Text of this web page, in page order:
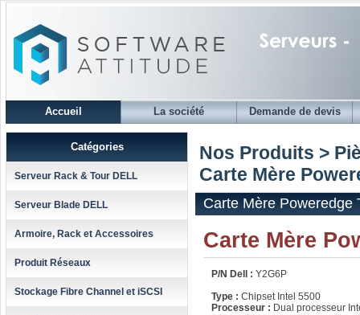
Accueil La société Demande de devis
Catégories
Serveur Rack & Tour DELL
Serveur Blade DELL
Armoire, Rack et Accessoires
Produit Réseaux
Stockage Fibre Channel et iSCSI
Nos Produits >
Carte Mère
Carte Mère Poweredge
Carte Mère
P/N Dell : Y2G6P
Type : Chipset Intel 5500
Processeur : Dual processeur